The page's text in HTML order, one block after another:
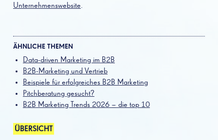
Unternehmenswebsite.
ÄHNLICHE THEMEN
Data-driven Marketing im B2B
B2B-Marketing und Vertrieb
Beispiele für erfolgreiches B2B Marketing
Pitchberatung gesucht?
B2B Marketing Trends 2026 – die top 10
ÜBERSICHT